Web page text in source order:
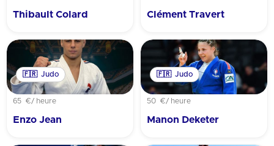
Thibault Colard Clément Travert
🇫🇷 Judo
65 €/ heure
Enzo Jean
🇫🇷 Judo
50 €/ heure
Manon Deketer